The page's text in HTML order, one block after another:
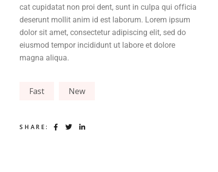
cat cupidatat non proi dent, sunt in culpa qui officia
deserunt mollit anim id est laborum. Lorem ipsum
dolor sit amet, consectetur adipiscing elit, sed do
eiusmod tempor incididunt ut labore et dolore
magna aliqua.
Fast New
SHARE: